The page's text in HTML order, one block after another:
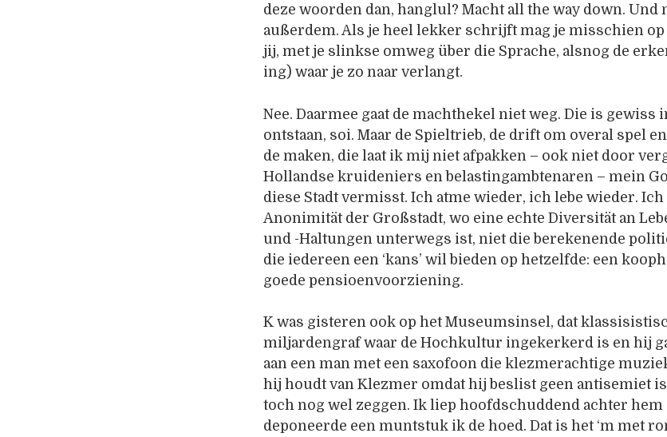
deze woorden dan, hanglul? Macht all the way down. Und
außerdem. Als je heel lekker schrijft mag je misschien
jij, met je slinkse omweg über die Sprache, alsnog de
ing) waar je zo naar verlangt.
Nee. Daarmee gaat de machthekel niet weg. Die is gewiss
ontstaan, soi. Maar de Spieltrieb, de drift om overal spel
de maken, die laat ik mij niet afpakken – ook niet door
Hollandse kruideniers en belastingambtenaren – mein
diese Stadt vermisst. Ich atme wieder, ich lebe wieder. Ich
Anonimität der Großstadt, wo eine echte Diversität an
und -Haltungen unterwegs ist, niet die berekenende
die iedereen een ‘kans’ wil bieden op hetzelfde: een
goede pensioenvoorziening.
K was gisteren ook op het Museumsinsel, dat
miljardengraf waar de Hochkultur ingekerkerd is en hij
aan een man met een saxofoon die klezmerachtige
hij houdt van Klezmer omdat hij beslist geen antisemiet is
toch nog wel zeggen. Ik liep hoofdschuddend achter hem
deponeerde een muntstuk ik de hoed. Dat is het ‘m met